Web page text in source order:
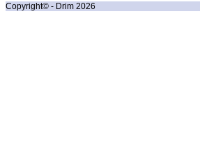
Copyright© - Drim 2026